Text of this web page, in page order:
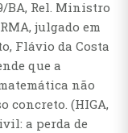
BA, Rel. Ministro
julgado em
Flávio da Costa
que a
não
concreto. (HIGA,
a perda de